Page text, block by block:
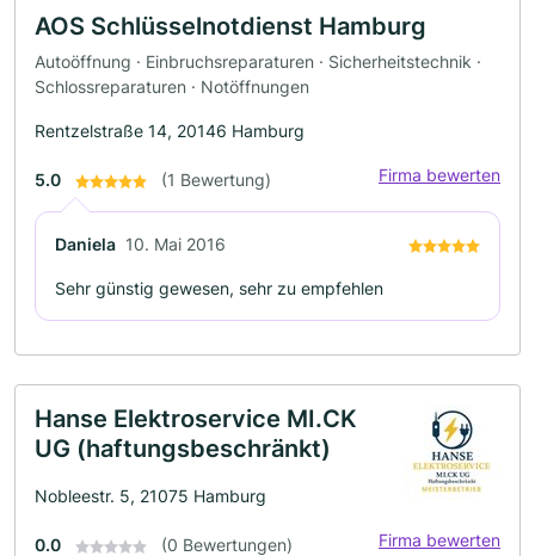
AOS Schlüsselnotdienst Hamburg
Autoöffnung · Einbruchsreparaturen · Sicherheitstechnik ·
Schlossreparaturen · Notöffnungen
Rentzelstraße 14, 20146 Hamburg
5.0 (1 Bewertung) Firma bewerten
Daniela 10. Mai 2016
Sehr günstig gewesen, sehr zu empfehlen
Hanse Elektroservice MI.CK
UG (haftungsbeschränkt)
Nobleestr. 5, 21075 Hamburg
0.0 (0 Bewertungen) Firma bewerten